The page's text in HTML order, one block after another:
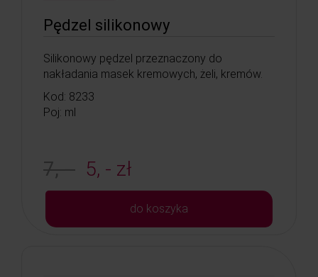
Pędzel silikonowy
Silikonowy pędzel przeznaczony do
nakładania masek kremowych, żeli, kremów.
Kod: 8233
Poj: ml
7, - 5, - zł
do koszyka